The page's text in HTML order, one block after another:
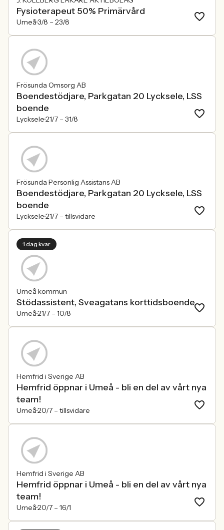
Fysioterapeut 50% Primärvård
Umeå3/8 – 23/8
Frösunda Omsorg AB
Boendestödjare, Parkgatan 20 Lycksele, LSS
boende
Lycksele21/7 – 31/8
Frösunda Personlig Assistans AB
Boendestödjare, Parkgatan 20 Lycksele, LSS
boende
Lycksele21/7 – tillsvidare
1 dag kvar
Umeå kommun
Stödassistent, Sveagatans korttidsboende
Umeå21/7 – 10/8
Hemfrid i Sverige AB
Hemfrid öppnar i Umeå - bli en del av vårt nya
team!
Umeå20/7 – tillsvidare
Hemfrid i Sverige AB
Hemfrid öppnar i Umeå - bli en del av vårt nya
team!
Umeå20/7 – 16/1